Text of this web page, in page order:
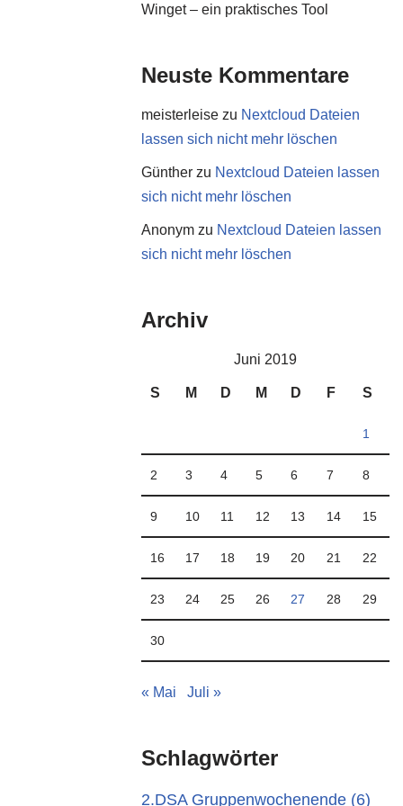
Winget – ein praktisches Tool
Neuste Kommentare
meisterleise zu Nextcloud Dateien
lassen sich nicht mehr löschen
Günther zu Nextcloud Dateien lassen
sich nicht mehr löschen
Anonym zu Nextcloud Dateien lassen
sich nicht mehr löschen
Archiv
Juni 2019
S M D M D F S
1
2 3 4 5 6 7 8
9 10 11 12 13 14 15
16 17 18 19 20 21 22
23 24 25 26 27 28 29
30
« Mai Juli »
Schlagwörter
2.DSA Gruppenwochenende (6)